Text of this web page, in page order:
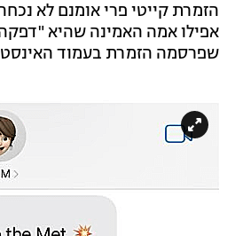
הזמרת קייטי פרי אומנם לא
אפילו אמה האמינה שהיא
שפרסמה הזמרת בעמוד